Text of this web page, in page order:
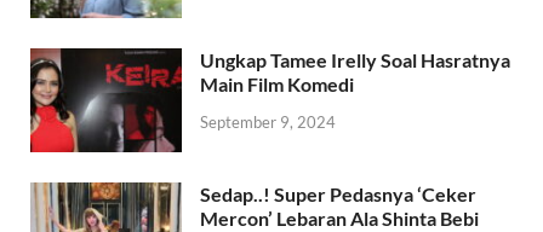
Ungkap Tamee Irelly Soal Hasratnya
Main Film Komedi
September 9, 2024
Sedap..! Super Pedasnya ‘Ceker
Mercon’ Lebaran Ala Shinta Bebi